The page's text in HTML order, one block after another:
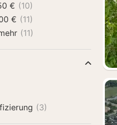
bis 150 € (10)
bis 200 € (11)
mehr (11)
(3)